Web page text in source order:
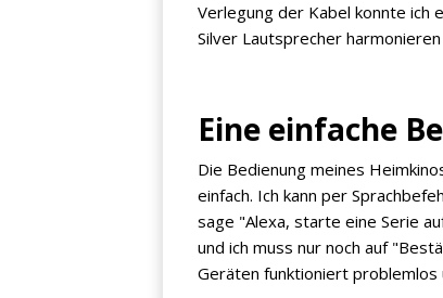
Verlegung der Kabel konnte ich
Silver Lautsprecher
Eine einfache
Die Bedienung meines
einfach. Ich kann per
sage "Alexa, starte eine Serie
und ich muss nur noch auf
Geräten funktioniert problemlos
Jetzt anmelden
Mit der Anmeldung akzeptieren Sie unsere
Datenschutzerklärung. Sie können sich
jederzeit wieder abmelden.